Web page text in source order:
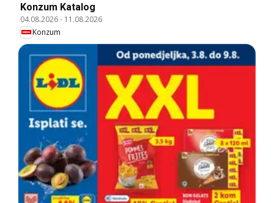
Konzum Katalog
04.08.2026- 11.08.2026
Konzum